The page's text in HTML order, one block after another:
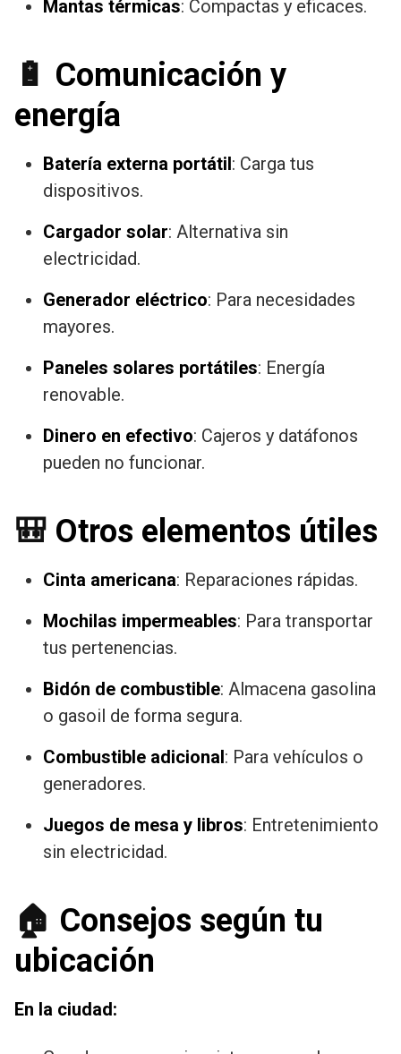
Mantas térmicas: Compactas y eficaces.
🔋 Comunicación y
energía
Batería externa portátil : Carga tus
dispositivos.
Cargador solar: Alternativa sin
electricidad.
Generador eléctrico: Para necesidades
mayores.
Paneles solares portátiles: Energía
renovable.
Dinero en efectivo: Cajeros y datáfonos
pueden no funcionar.
🎒 Otros elementos útiles
Cinta americana: Reparaciones rápidas.
Mochilas impermeables: Para transportar
tus pertenencias.
Bidón de combustible: Almacena gasolina
o gasoil de forma segura.
Combustible adicional : Para vehículos o
generadores.
Juegos de mesa y libros: Entretenimiento
sin electricidad.
🏠 Consejos según tu
ubicación
En la ciudad: